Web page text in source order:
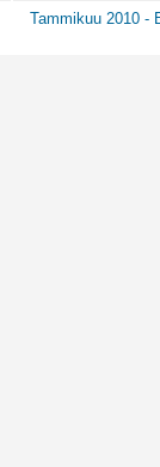
Tammikuu 2010 -